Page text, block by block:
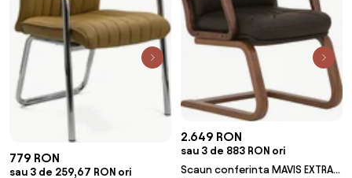
779 RON
sau 3 de 259,67 RON ori
2.649 RON
sau 3 de 883 RON ori
Scaun conferinta MAVIS EXTRA